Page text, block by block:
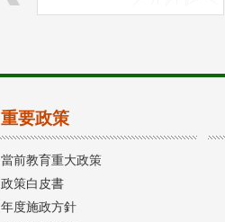
重要政策
當前教育重大政策
政策白皮書
年度施政方針